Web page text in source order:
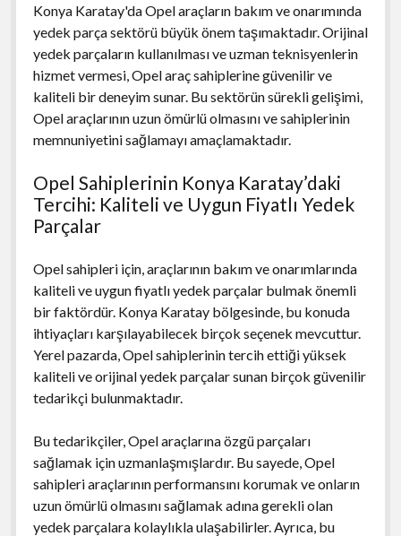
Konya Karatay'da Opel araçların bakım ve onarımında
yedek parça sektörü büyük önem taşımaktadır. Orijinal
yedek parçaların kullanılması ve uzman teknisyenlerin
hizmet vermesi, Opel araç sahiplerine güvenilir ve
kaliteli bir deneyim sunar. Bu sektörün sürekli gelişimi,
Opel araçlarının uzun ömürlü olmasını ve sahiplerinin
memnuniyetini sağlamayı amaçlamaktadır.
Opel Sahiplerinin Konya Karatay’daki
Tercihi: Kaliteli ve Uygun Fiyatlı Yedek
Parçalar
Opel sahipleri için, araçlarının bakım ve onarımlarında
kaliteli ve uygun fiyatlı yedek parçalar bulmak önemli
bir faktördür. Konya Karatay bölgesinde, bu konuda
ihtiyaçları karşılayabilecek birçok seçenek mevcuttur.
Yerel pazarda, Opel sahiplerinin tercih ettiği yüksek
kaliteli ve orijinal yedek parçalar sunan birçok güvenilir
tedarikçi bulunmaktadır.
Bu tedarikçiler, Opel araçlarına özgü parçaları
sağlamak için uzmanlaşmışlardır. Bu sayede, Opel
sahipleri araçlarının performansını korumak ve onların
uzun ömürlü olmasını sağlamak adına gerekli olan
yedek parçalara kolaylıkla ulaşabilirler. Ayrıca, bu